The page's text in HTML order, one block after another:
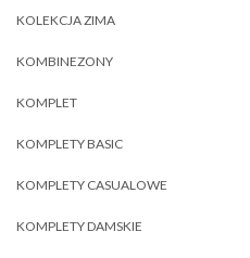
KOLEKCJA ZIMA
KOMBINEZONY
KOMPLET
KOMPLETY BASIC
KOMPLETY CASUALOWE
KOMPLETY DAMSKIE